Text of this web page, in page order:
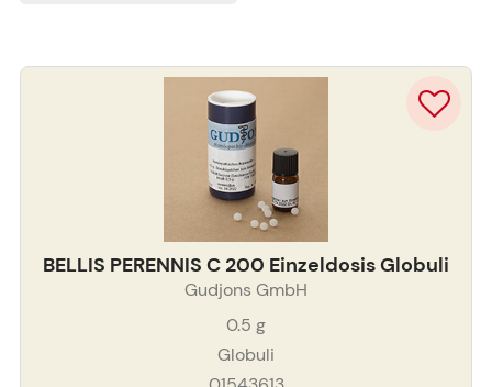
BELLIS PERENNIS C 200 Einzeldosis Globuli
Gudjons GmbH
0.5 g
Globuli